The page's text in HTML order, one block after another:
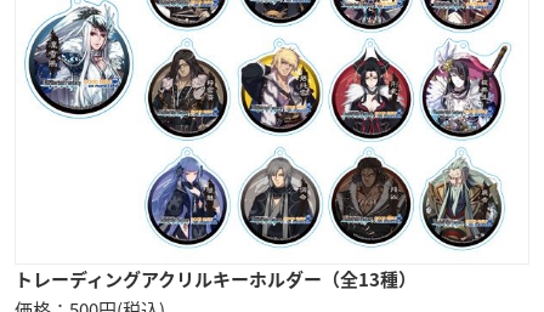
トレーディングアクリルキーホルダー（全13種）